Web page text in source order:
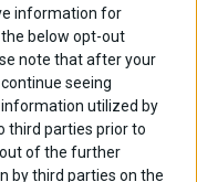
information for
below opt-out
note that after your
seeing
utilized by
third parties prior to
of the further
by third parties on the